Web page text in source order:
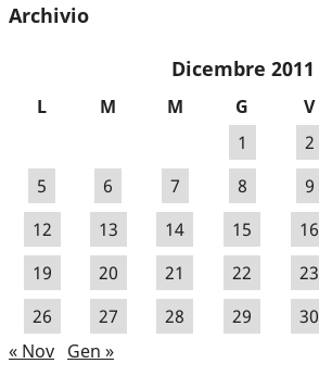
Archivio
Dicembre 2011
L M M G V
1
2
5
6 7 8 9
12
13 14 15 16
19
20 21 22 23
26
27 28 29 30
« Nov Gen »